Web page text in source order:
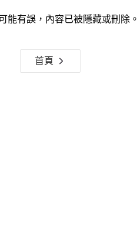
能有誤，內容已被隱藏或刪除。
首頁